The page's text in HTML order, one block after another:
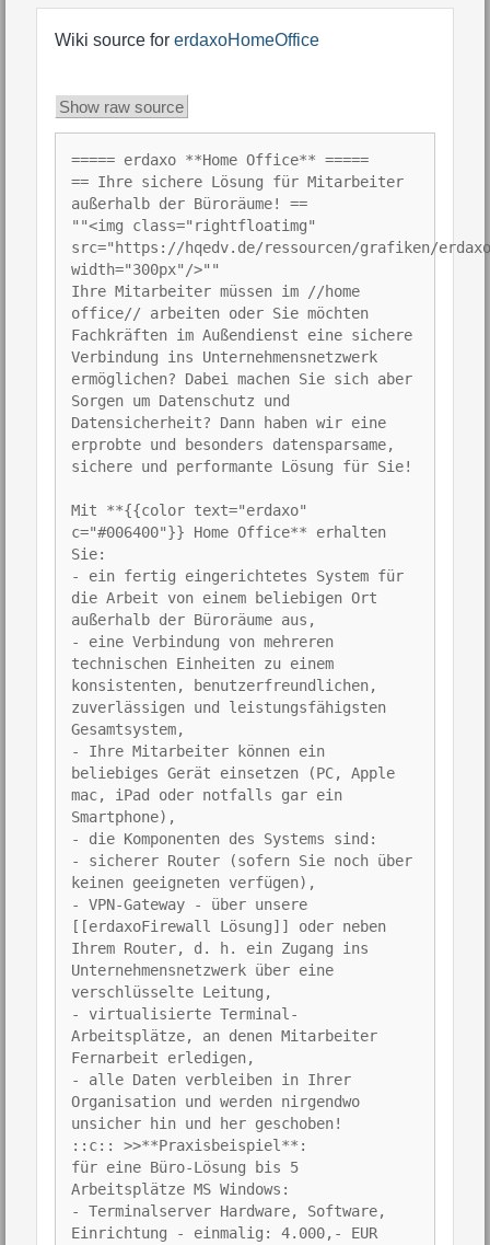
Wiki source for erdaxoHomeOffice
Show raw source
===== erdaxo **Home Office** =====
== Ihre sichere Lösung für Mitarbeiter
außerhalb der Büroräume! ==
""<img class="rightfloatimg"
src="https://hqedv.de/ressourcen/grafiken/
width="300px"/>""
Ihre Mitarbeiter müssen im //home
office// arbeiten oder Sie möchten
Fachkräften im Außendienst eine sichere
Verbindung ins Unternehmensnetzwerk
ermöglichen? Dabei machen Sie sich aber
Sorgen um Datenschutz und
Datensicherheit? Dann haben wir eine
erprobte und besonders datensparsame,
sichere und performante Lösung für Sie!
Mit **{{color text="erdaxo"
c="#006400"}} Home Office** erhalten
Sie:
- ein fertig eingerichtetes System für
die Arbeit von einem beliebigen Ort
außerhalb der Büroräume aus,
- eine Verbindung von mehreren
technischen Einheiten zu einem
konsistenten, benutzerfreundlichen,
zuverlässigen und leistungsfähigsten
Gesamtsystem,
- Ihre Mitarbeiter können ein
beliebiges Gerät einsetzen (PC, Apple
mac, iPad oder notfalls gar ein
Smartphone),
- die Komponenten des Systems sind:
- sicherer Router (sofern Sie noch über
keinen geeigneten verfügen),
- VPN-Gateway - über unsere
[[erdaxoFirewall Lösung]] oder neben
Ihrem Router, d. h. ein Zugang ins
Unternehmensnetzwerk über eine
verschlüsselte Leitung,
- virtualisierte Terminal-
Arbeitsplätze, an denen Mitarbeiter
Fernarbeit erledigen,
- alle Daten verbleiben in Ihrer
Organisation und werden nirgendwo
unsicher hin und her geschoben!
::c:: >>**Praxisbeispiel**:
für eine Büro-Lösung bis 5
Arbeitsplätze MS Windows:
- Terminalserver Hardware, Software,
Einrichtung - einmalig: 4.000,- EUR